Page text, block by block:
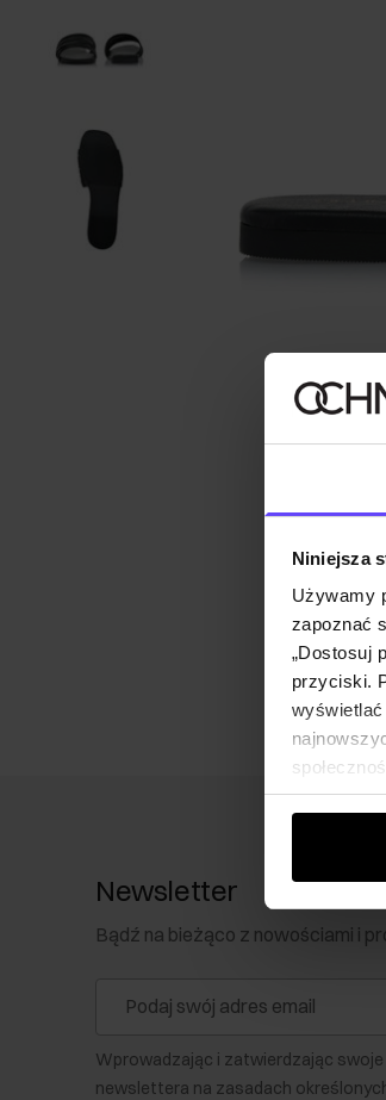
Niniejsza
Używamy
zapoznać
„Dostosuj
przyciski.
od Ciebie
Newsletter
Bądź na bieżąco z nowościami i
Wprowadzając i zatwierdzając
newslettera na zasadach